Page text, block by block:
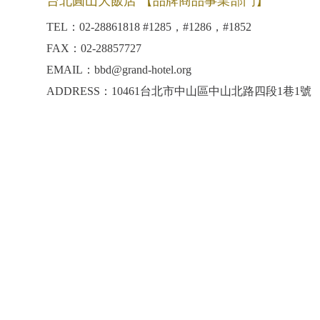
TEL：02-28861818 #1285，#1286，#1852
FAX：02-28857727
EMAIL：bbd@grand-hotel.org
ADDRESS：10461台北市中山區中山北路四段1巷1號